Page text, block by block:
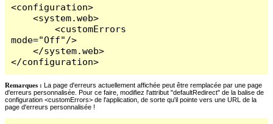
<configuration>
    <system.web>
        <customErrors
mode="Off"/>
    </system.web>
</configuration>
Remarques : La page d'erreurs actuellement affichée peut être remplacée par une page
d'erreurs personnalisée. Pour ce faire, modifiez l'attribut "defaultRedirect" de la balise de
configuration <customErrors> de l'application, de sorte qu'il pointe vers une URL de la
page d'erreurs personnalisée !